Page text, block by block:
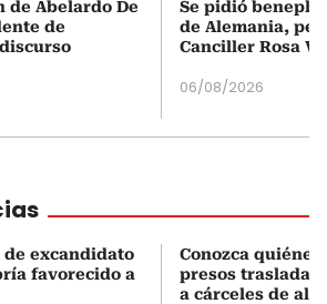
de Abelardo De
de
Se pidió
de Alemania,
Canciller Rosa
06/08/2026
excandidato
favorecido a
Conozca quiénes
presos
a cárceles de